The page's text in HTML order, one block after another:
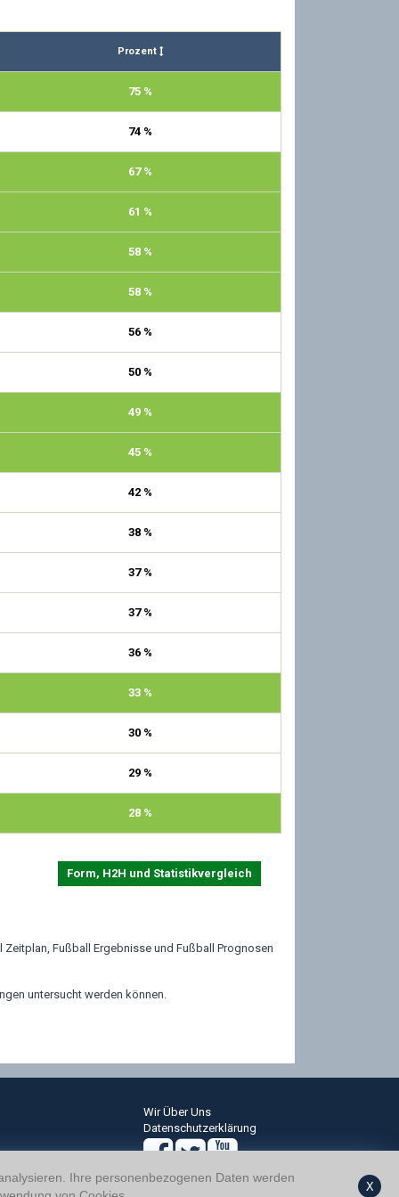
Prozent
75 %
74 %
67 %
61 %
58 %
58 %
56 %
50 %
49 %
45 %
42 %
38 %
37 %
37 %
36 %
33 %
30 %
29 %
28 %
Form, H2H und Statistikvergleich
Fußball Ergebnisse und Fußball Prognosen
untersucht werden können.
Wir Über Uns
Datenschutzerklärung
Ihre personenbezogenen Daten werden
X